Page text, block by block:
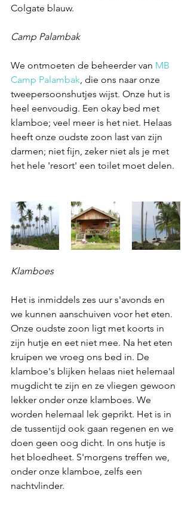
Colgate blauw.
Camp Palambak
We ontmoeten de beheerder van MB
Camp Palambak, die ons naar onze
tweepersoonshutjes wijst. Onze hut is
heel eenvoudig. Een okay bed met
klamboe; veel meer is het niet. Helaas
heeft onze oudste zoon last van zijn
darmen; niet fijn, zeker niet als je met
het hele 'resort' een toilet moet delen.
Klamboes
Het is inmiddels zes uur s'avonds en
we kunnen aanschuiven voor het eten.
Onze oudste zoon ligt met koorts in
zijn hutje en eet niet mee. Na het eten
kruipen we vroeg ons bed in. De
klamboe's blijken helaas niet helemaal
mugdicht te zijn en ze vliegen gewoon
lekker onder onze klamboes. We
worden helemaal lek geprikt. Het is in
de tussentijd ook gaan regenen en we
doen geen oog dicht. In ons hutje is
het bloedheet. S'morgens treffen we,
onder onze klamboe, zelfs een
nachtvlinder.